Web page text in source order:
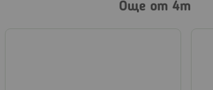
Още от 4m